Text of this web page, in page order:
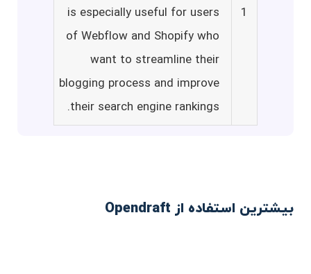
1
is especially useful for users
of Webflow and Shopify who
want to streamline their
blogging process and improve
their search engine rankings.
بیشترین استفاده از Opendraft